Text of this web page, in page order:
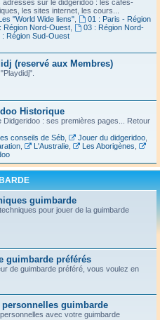
adresses sur le didgeridoo : les cafés-
les sites internet, les cours...
"World Wide liens",
01 : Paris - Région
Région Nord-Ouest,
03 : Région Nord-
: Région Sud-Ouest
(reservé aux Membres)
Historique
Didgeridoo : ses premières pages... Retour
conseils de Séb, Jouer du didgeridoo,
, L'Australie, Les Aborigènes
guimbarde
pour jouer de la guimbarde
guimbarde préférés
de guimbarde préféré, vous voulez en
guimbarde
avec votre guimbarde